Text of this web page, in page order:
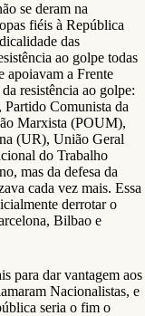
se deram na
fiéis à República
das
ao golpe todas
apoiavam a Frente
resistência ao golpe:
Comunista da
Marxista (POUM),
(UR), União Geral
do Trabalho
mas da defesa da
cada vez mais. Essa
derrotar o
Bilbao e
para dar vantagem aos
Nacionalistas, e
seria o fim o